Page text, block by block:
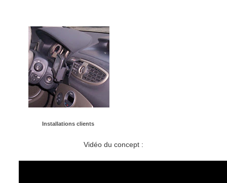
Installations clients
Vidéo du concept :